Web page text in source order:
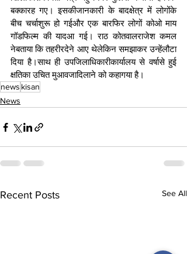
बक्कारह गए। इसकीजानकारी के बादक्षेत्र में लोगोंके
बीच चर्चाशुरू हो गईऔर एक बारफिर लोगों कोओ माय
गॉडफिल्म की यादआ गई। राठ कोतवालराजेश कमल
नेबताया कि तहरीरदेने आए थेलेकिन समझाकर उन्हेंलौटा
दिया है।साथ ही उपजिलाधिकारीकार्यालय से वर्षासे हुई
क्षतिका उचित मुआवजादिलाने को कहागया है।
news kisan
News
Recent Posts See All